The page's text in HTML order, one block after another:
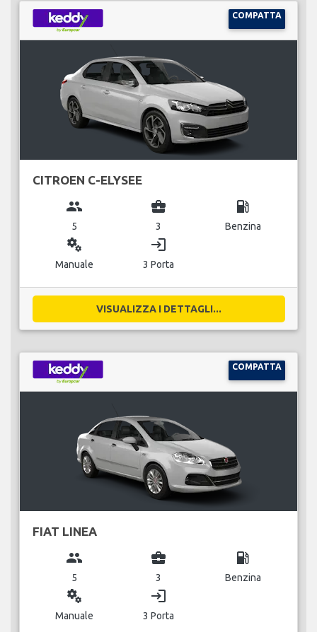
COMPATTA
CITROEN C-ELYSEE
group
5
business_center
3
local_gas_station
Benzina
miscellaneous_services
Manuale
login
3 Porta
VISUALIZZA I DETTAGLI...
COMPATTA
FIAT LINEA
group
5
business_center
3
local_gas_station
Benzina
miscellaneous_services
Manuale
login
3 Porta